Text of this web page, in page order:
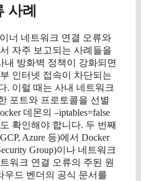
사례
너 네트워크 연결 오류와
자주 보고되는 사례들을
내 방화벽 정책이 강화되면
인터넷 접속이 차단되는
. 이럴 때는 사내 네트워크
포트와 프로토콜을 선별
데몬의 –iptables=false
확인해야 합니다. 두 번째
Azure 등)에서 Docker
Group)이나 네트워크
워크 연결 오류의 주된 원
우드 벤더의 공식 문서를